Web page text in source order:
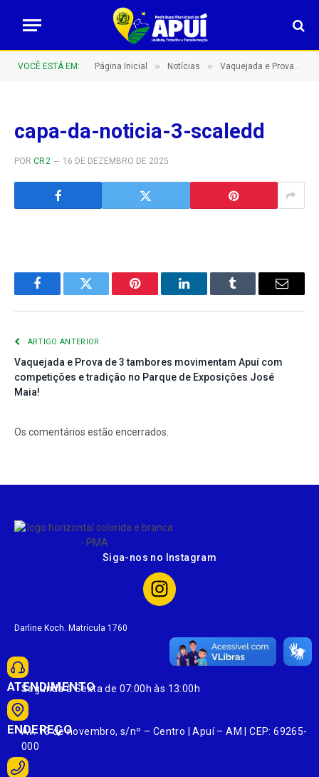
VOCÊ ESTÁ EM: Página Inicial » Notícias » Vaquejada e Prova de 3 tambores movimentam Apuí com competições e tradição no Parque de Exposições José Maia!
capa-da-noticia-3-scaledd
POR CR2 16 DE DEZEMBRO DE 2025
FacebookTwitter Pinterest LinkedInTumblr
E-
ARTIGO ANTERIOR
Vaquejada e Prova de 3 tambores movimentam Apuí com
competições e tradição no Parque de Exposições José
Maia!
Os comentários estão encerrados.
Siga-nos no Instagram
Darline Koch. Matrícula 1760
ATENDIMENTO
Segunda à Sexta de 07:00h às 13:00h
ENDEREÇO
Av. 13 de novembro, s/nº – Centro | Apuí – AM | CEP: 69265-
000